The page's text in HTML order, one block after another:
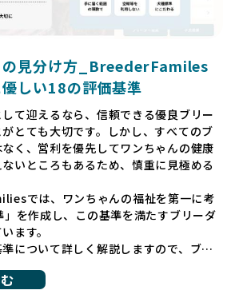
優先の「悪徳ブリーダー」が自然と淘汰
ています。目の前の子犬だけでなく、親
いていきたいと考えています。
分に整っていない場合が多く、販売ま
長距離移動のストレスを受けることが
のような環境は、健康リスクや社会性
く、ワンちゃんにとっても望ましいと
BreederFamiliesはペットショップを介
するとともに、ペットオークションや
するブリーダーの掲載も行ってしませ
た方がいい理由の詳細はこちら
の見分け方_BreederFamiles
しい18の評価基準
て迎えるなら、信頼できる優良ブリー
とても大切です。しかし、すべてのブ
く、営利を優先してワンちゃんの健康
いところもあるため、慎重に見極める
では、ワンちゃんの福祉を第一に考
」を作成し、この基準を満たすブリーダ
ます。
について詳しく解説しますので、ブリ